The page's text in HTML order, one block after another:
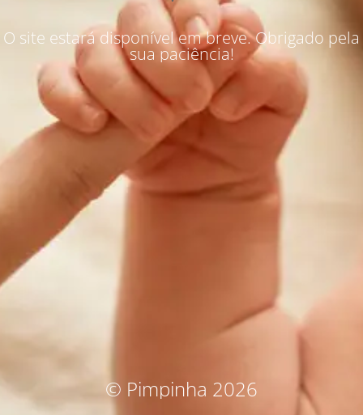
O site estará disponível em breve. Obrigado pela
sua paciência!
© Pimpinha 2026